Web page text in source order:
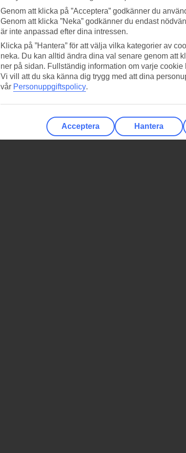
Genom att klicka på ”Acceptera” godkänner du
Genom att klicka ”Neka” godkänner du endast
är inte anpassad efter dina intressen.
Klicka på ”Hantera” för att välja vilka kategorier av
neka. Du kan alltid ändra dina val senare genom att
ner på sidan. Fullständig information om varje cookie
Vi vill att du ska känna dig trygg med att dina
vår Personuppgiftspolicy.
Acceptera Hantera